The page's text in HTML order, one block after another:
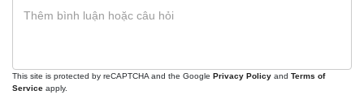
Vụ án
This site is protected by reCAPTCHA and the Google Privacy Policy and Terms of
Service apply.